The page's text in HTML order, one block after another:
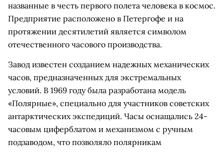
названные в честь первого полета человека в космос.
Предприятие расположено в Петергофе и на
протяжении десятилетий является символом
отечественного часового производства.
Завод известен созданием надежных механических
часов, предназначенных для экстремальных
условий. В 1969 году была разработана модель
«Полярные», специально для участников советских
антарктических экспедиций. Часы оснащались 24-
часовым циферблатом и механизмом с ручным
подзаводом, что позволяло полярникам